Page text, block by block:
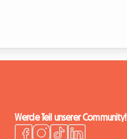
Werde Teil unserer Community!